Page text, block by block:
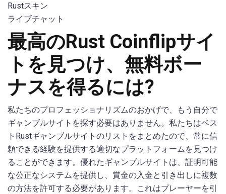
Rustスキン
ライブチャット
最高のRust Coinflipサイ
トを見つけ、無料ボー
ナスを得るには?
私たちのプロフェッショナリズムのおかげで、もう自分で
ギャンブルサイトを探す必要はありません。私たちはベス
トRustギャンブルサイトのリストをまとめたので、常に信
頼できる経験を提供する適切なプラットフォームを見つけ
ることができます。優れたギャンブルサイトは、証明可能
な公正なシステムを提供し、賞金の入金と引き出しに複数
の方法を許可する必要があります。これはプレーヤーを引